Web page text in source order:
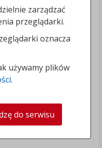
zarządzać
przeglądarki.
oznacza
używamy plików
.
do serwisu